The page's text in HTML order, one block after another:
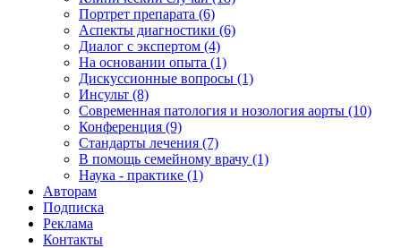
Портрет препарата (6)
Аспекты диагностики (6)
Диалог с экспертом (4)
На основании опыта (1)
Дискуссионные вопросы (1)
Инсульт (8)
Современная патология и нозология аорты (10)
Конференция (9)
Стандарты лечения (7)
В помощь семейному врачу (1)
Наука - практике (1)
Авторам
Подписка
Реклама
Контакты